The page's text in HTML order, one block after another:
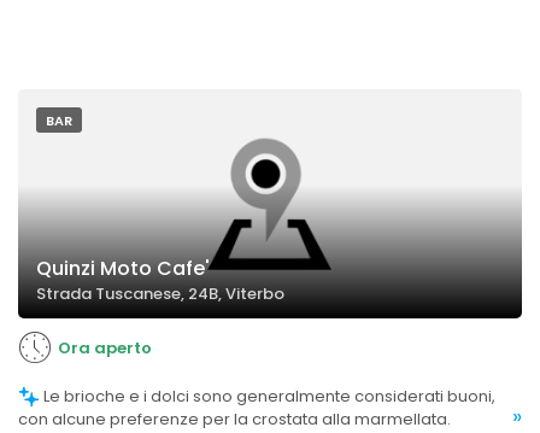
BAR
Quinzi Moto Cafe'
Strada Tuscanese, 24B, Viterbo
Ora aperto
con alcune preferenze per la crostata alla marmellata.
»